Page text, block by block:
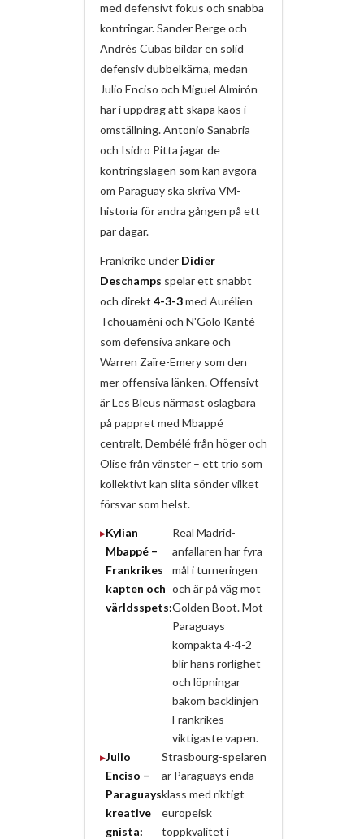
med defensivt fokus och snabba
kontringar. Sander Berge och
Andrés Cubas bildar en solid
defensiv dubbelkärna, medan
Julio Enciso och Miguel Almirón
har i uppdrag att skapa kaos i
omställning. Antonio Sanabria
och Isidro Pitta jagar de
kontringslägen som kan avgöra
om Paraguay ska skriva VM-
historia för andra gången på ett
par dagar.
Frankrike under Didier
Deschamps spelar ett snabbt
och direkt 4-3-3med Aurélien
Tchouaméni och N'Golo Kanté
som defensiva ankare och
Warren Zaïre-Emery som den
mer offensiva länken. Offensivt
är Les Bleus närmast oslagbara
på pappret med Mbappé
centralt, Dembélé från höger och
Olise från vänster – ett trio som
kollektivt kan slita sönder vilket
försvar som helst.
Kylian
Mbappé –
Frankrikes
kapten och
världsspets:
Real Madrid-
anfallaren har fyra
mål i turneringen
och är på väg mot
Golden Boot. Mot
Paraguays
kompakta 4-4-2
blir hans rörlighet
och löpningar
bakom backlinjen
Frankrikes
viktigaste vapen.
Julio
Enciso –
Paraguays
kreative
gnista:
Strasbourg-spelaren
är Paraguays enda
klass med riktigt
europeisk
toppkvalitet i